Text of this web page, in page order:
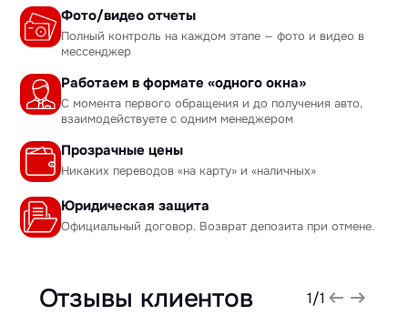
Фото/видео отчеты
Полный контроль на каждом этапе — фото и видео в
мессенджер
Работаем в формате «одного окна»
С момента первого обращения и до получения авто,
взаимодействуете с одним менеджером
Прозрачные цены
Никаких переводов «на карту» и «наличных»
Юридическая защита
Официальный договор. Возврат депозита при отмене.
Отзывы клиентов 1/1